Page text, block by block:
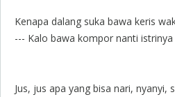
Kenapa dalang suka bawa keris
--- Kalo bawa kompor nanti
Jus, jus apa yang bisa nari, nyanyi,